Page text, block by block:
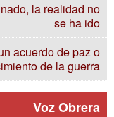
la realidad no
se ha ido
acuerdo de paz o
de la guerra?
Voz Obrera